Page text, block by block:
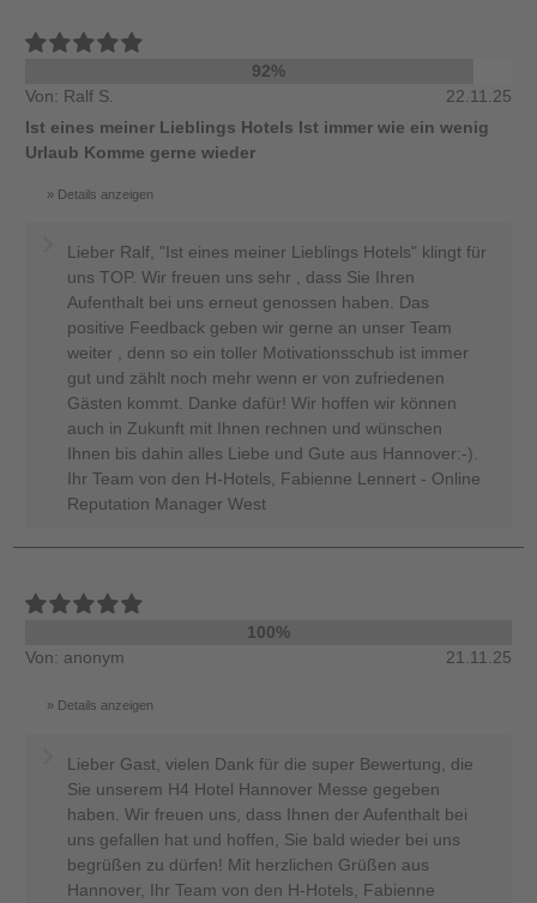
92%
Von: Ralf S.
22.11.25
Ist eines meiner Lieblings Hotels Ist immer wie ein wenig
Urlaub Komme gerne wieder
Details anzeigen
Lieber Ralf, "Ist eines meiner Lieblings Hotels" klingt für
uns TOP. Wir freuen uns sehr , dass Sie Ihren
Aufenthalt bei uns erneut genossen haben. Das
positive Feedback geben wir gerne an unser Team
weiter , denn so ein toller Motivationsschub ist immer
gut und zählt noch mehr wenn er von zufriedenen
Gästen kommt. Danke dafür! Wir hoffen wir können
auch in Zukunft mit Ihnen rechnen und wünschen
Ihnen bis dahin alles Liebe und Gute aus Hannover:-).
Ihr Team von den H-Hotels, Fabienne Lennert - Online
Reputation Manager West
100%
Von: anonym
21.11.25
Details anzeigen
Lieber Gast, vielen Dank für die super Bewertung, die
Sie unserem H4 Hotel Hannover Messe gegeben
haben. Wir freuen uns, dass Ihnen der Aufenthalt bei
uns gefallen hat und hoffen, Sie bald wieder bei uns
begrüßen zu dürfen! Mit herzlichen Grüßen aus
Hannover, Ihr Team von den H-Hotels, Fabienne